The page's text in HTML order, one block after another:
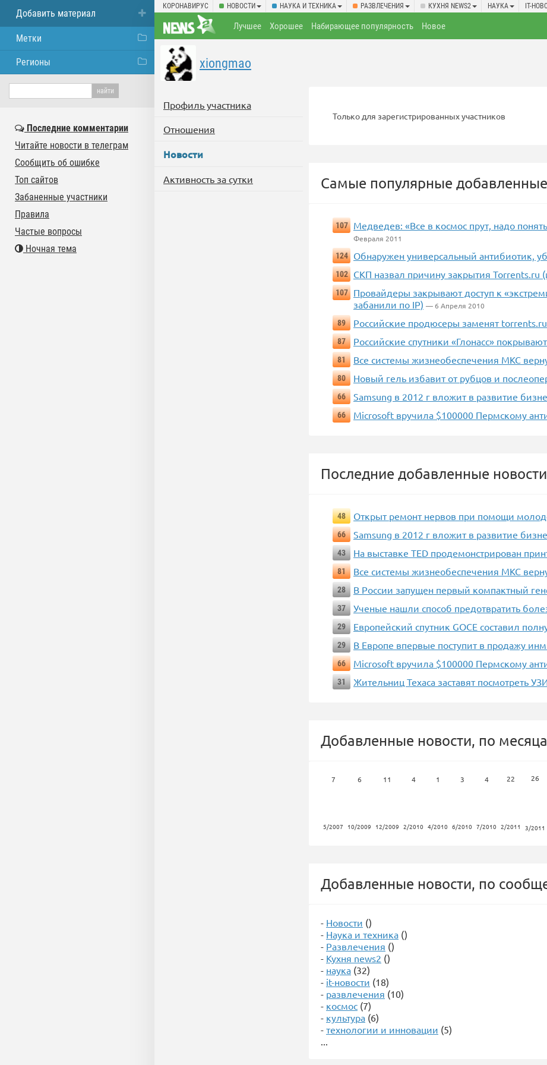
КОРОНАВИРУС НОВОСТИ НАУКА И ТЕХНИКА РАЗВЛЕЧЕНИЯ КУХНЯ NEWS2 НАУКА IT-
Лучшее Хорошее Набирающее популярность Новое
xiongmao
Профиль участника
Отношения
Новости
Активность за сутки
Только для зарегистрированных участников
Самые популярные
107 Медведев: «Все в космос прут, надо
Февраля 2011
124
Обнаружен универсальный антибиотик,
102
СКП назвал причину закрытия Torrents.ru
107
Провайдеры закрывают доступ к
забанили по IP) — 6 Апреля 2010
89
Российские продюсеры заменят
87
Российские спутники «Глонасс»
81
Все системы жизнеобеспечения МКС
80
Новый гель избавит от рубцов и
66
Samsung в 2012 г вложит в развитие
66
Microsoft вручила $100000 Пермскому
Последние добавленные
48 Открыт ремонт нервов при помощи
66
Samsung в 2012 г вложит в развитие
43
На выставке TED продемонстрирован
81
Все системы жизнеобеспечения МКС
28
В России запущен первый компактный
37
Ученые нашли способ предотвратить
29
Европейский спутник GOCE составил
29
В Европе впервые поступит в продажу
66
Microsoft вручила $100000 Пермскому
31
Жительниц Техаса заставят посмотреть
Добавленные новости, по
7
5/2007
6
10/2009
11
12/2009
4
2/2010
1
4/2010
3
6/2010
4
7/2010
22
2/2011
26
3/2011
Добавленные новости, по
- Новости ()
- Наука и техника ()
- Развлечения ()
- Кухня news2 ()
- наука (32)
- it-новости (18)
- развлечения (10)
- космос (7)
- культура (6)
- технологии и инновации (5)
...
Добавить материал
Метки
Регионы
Последние комментарии
Читайте новости в телеграм
Сообщить об ошибке
Топ сайтов
Забаненные участники
Правила
Частые вопросы
Ночная тема